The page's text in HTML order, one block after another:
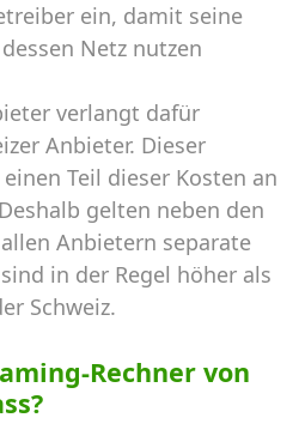
ein, damit seine
Netz nutzen
verlangt dafür
Anbieter. Dieser
Teil dieser Kosten an
gelten neben den
Anbietern separate
in der Regel höher als
Schweiz.
Rechner von